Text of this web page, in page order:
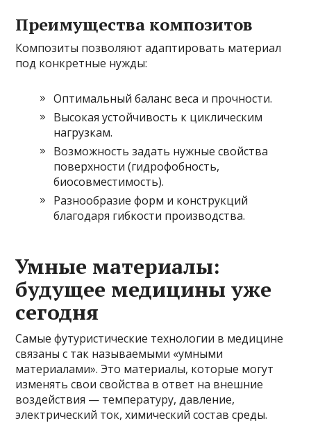
Преимущества композитов
Композиты позволяют адаптировать материал
под конкретные нужды:
Оптимальный баланс веса и прочности.
Высокая устойчивость к циклическим
нагрузкам.
Возможность задать нужные свойства
поверхности (гидрофобность,
биосовместимость).
Разнообразие форм и конструкций
благодаря гибкости производства.
Умные материалы:
будущее медицины уже
сегодня
Самые футуристические технологии в медицине
связаны с так называемыми «умными
материалами». Это материалы, которые могут
изменять свои свойства в ответ на внешние
воздействия — температуру, давление,
электрический ток, химический состав среды.